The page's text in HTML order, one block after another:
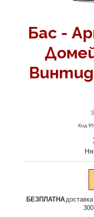
Бас -
Код
БЕЗПЛАТНАдоставка